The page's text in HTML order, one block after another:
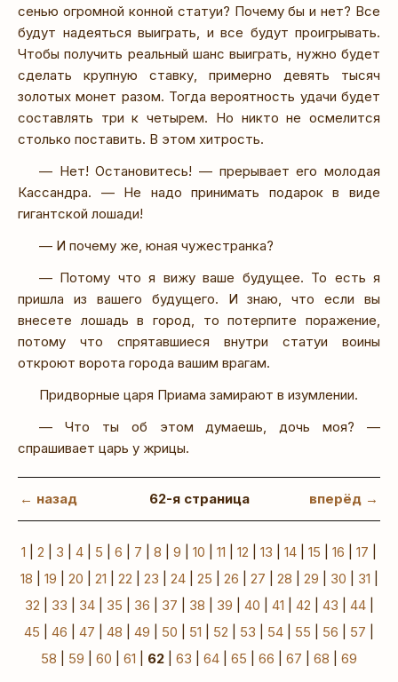
сенью огромной конной статуи? Почему бы и нет? Все
будут надеяться выиграть, и все будут проигрывать.
Чтобы получить реальный шанс выиграть, нужно будет
сделать крупную ставку, примерно девять тысяч
золотых монет разом. Тогда вероятность удачи будет
составлять три к четырем. Но никто не осмелится
столько поставить. В этом хитрость.
— Нет! Остановитесь! — прерывает его молодая
Кассандра. — Не надо принимать подарок в виде
гигантской лошади!
— И почему же, юная чужестранка?
— Потому что я вижу ваше будущее. То есть я
пришла из вашего будущего. И знаю, что если вы
внесете лошадь в город, то потерпите поражение,
потому что спрятавшиеся внутри статуи воины
откроют ворота города вашим врагам.
Придворные царя Приама замирают в изумлении.
— Что ты об этом думаешь, дочь моя? —
спрашивает царь у жрицы.
← назад 62-я страница вперёд →
1 2 3 4 5 6 7 8 9 10 11 12 13 14 15 16 17
18
19 20 21 22 23 24| 25 26 27 28 29 30 31
32
33 34| 35 36 37 38 39 40 41 42 43 44|
45
46 47 48 49 50 51 52 53 54 55 56 57
58
59 60 61 62 63 64 65 66 67 68 69